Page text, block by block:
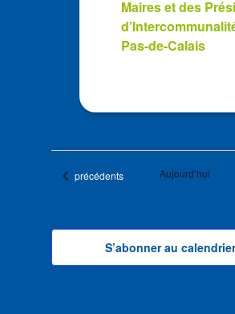
Maires et des
Pas-de-Calais
Évènements
précédents Aujourd’hui
S’abonner au